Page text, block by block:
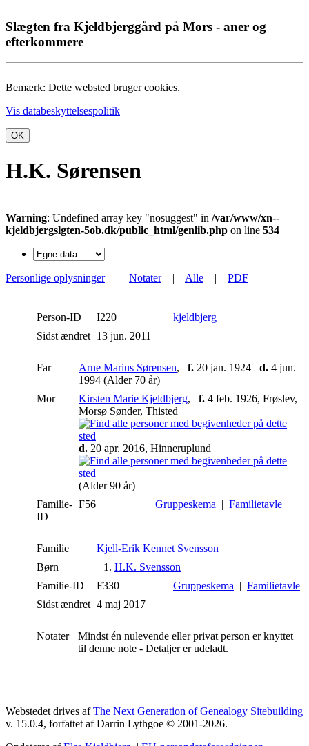
Slægten fra Kjeldbjerggård på Mors - aner og
efterkommere
Bemærk: Dette websted bruger cookies.
Vis databeskyttelsespolitik
OK
H.K. Sørensen
Warning: Undefined array key "nosuggest" in /var/www/xn--
kjeldbjergslgten-5ob.dk/public_html/genlib.php on line 534
Personlige oplysninger| Notater| Alle | PDF
Person-ID I220
kjeldbjerg
Sidst ændret 13 jun. 2011
Far Arne Marius Sørensen, f. 20 jan. 1924 d. 4 jun.
1994 (Alder 70 år)
Mor
Kirsten Marie Kjeldbjerg, f. 4 feb. 1926, Frøslev,
Morsø Sønder, Thisted
d. 20 apr. 2016, Hinneruplund
(Alder 90 år)
Familie-
ID
F56 Gruppeskema | Familietavle
Familie
Kjell-Erik Kennet Svensson
Børn
1. H.K. Svensson
Familie-ID
F330 Gruppeskema | Familietavle
Sidst ændret 4 maj 2017
Notater
Mindst én nulevende eller privat person er knyttet
til denne note - Detaljer er udeladt.
Webstedet drives afThe Next Generation of Genealogy Sitebuilding
v. 15.0.4, forfattet af Darrin Lythgoe © 2001-2026.